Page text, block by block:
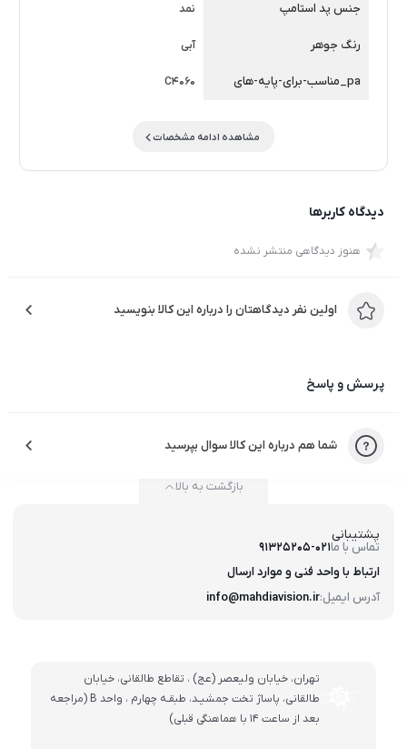
جنس پد استامپ نمد
رنگ جوهر آبی
pa_مناسب-برای-پایه-های C4060
مشاهده ادامه مشخصات
دیدگاه کاربرها
هنوز دیدگاهی منتشر نشده
اولین نفر دیدگاهتان را درباره این کالا بنویسید
پرسش و پاسخ
شما هم درباره این کالا سوال بپرسید
پشتیبانی
تماس با ما91325205-021
آدرس ایمیل:info@mahdiavision.ir
ارتباط با واحد فنی و موارد ارسال
بازگشت به بالا
تهران، خيابان وليعصر (عج) ، تقاطع طالقانی، خيابان
طالقانی، پاساژ تخت جمشيـد، طبقـه چهارم ، واحد B (مراجعه
بعد از ساعت 14 با هماهنگی قبلی)